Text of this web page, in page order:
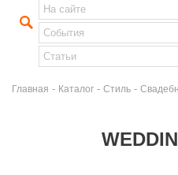
Главная - Каталог - Стиль -